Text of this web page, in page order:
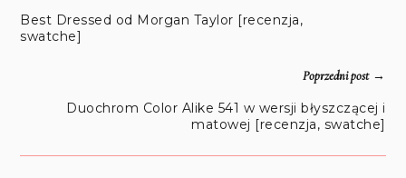
Best Dressed od Morgan Taylor [recenzja,
swatche]
Poprzedni post→
Duochrom Color Alike 541 w wersji błyszczącej i
matowej [recenzja, swatche]